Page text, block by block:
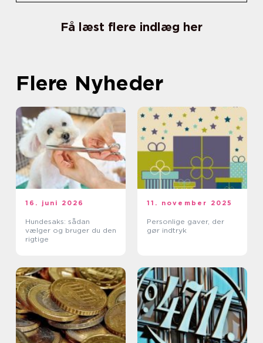
Få læst flere indlæg her
Flere Nyheder
16. juni 2026
Hundesaks: sådan
vælger og bruger du den
rigtige
11. november 2025
Personlige gaver, der
gør indtryk